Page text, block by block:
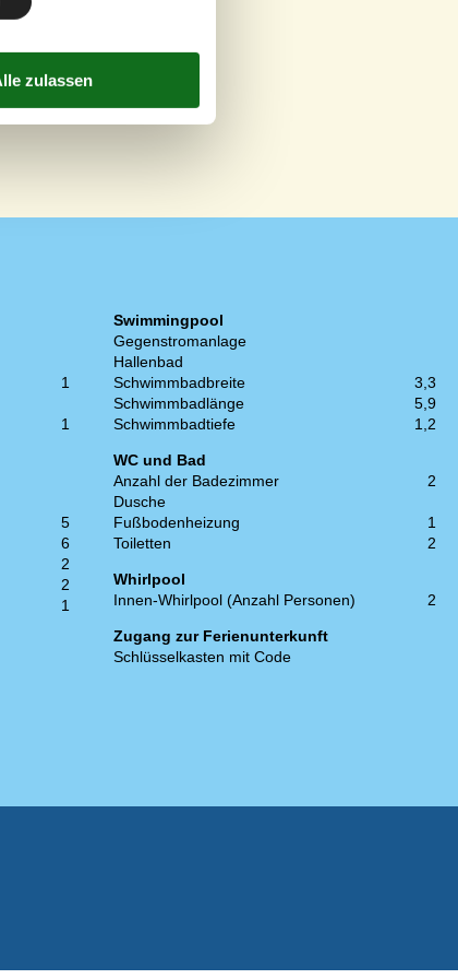
1
1
5
6
2
2
1
Swimmingpool
Gegenstromanlage
Hallenbad
Schwimmbadbreite
3,3
Schwimmbadlänge
5,9
Schwimmbadtiefe
1,2
WC und Bad
Anzahl der Badezimmer
2
Dusche
Fußbodenheizung
1
Toiletten
2
Whirlpool
Innen-Whirlpool (Anzahl Personen)
2
Zugang zur Ferienunterkunft
Schlüsselkasten mit Code